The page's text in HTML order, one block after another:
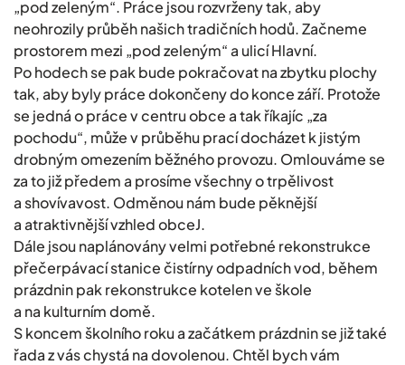
„pod zeleným“. Práce jsou rozvrženy tak, aby
neohrozily průběh našich tradičních hodů. Začneme
prostorem mezi „pod zeleným“ a ulicí Hlavní.
Po hodech se pak bude pokračovat na zbytku plochy
tak, aby byly práce dokončeny do konce září. Protože
se jedná o práce v centru obce a tak říkajíc „za
pochodu“, může v průběhu prací docházet k jistým
drobným omezením běžného provozu. Omlouváme se
za to již předem a prosíme všechny o trpělivost
a shovívavost. Odměnou nám bude pěknější
a atraktivnější vzhled obceJ.
Dále jsou naplánovány velmi potřebné rekonstrukce
přečerpávací stanice čistírny odpadních vod, během
prázdnin pak rekonstrukce kotelen ve škole
a na kulturním domě.
S koncem školního roku a začátkem prázdnin se již také
řada z vás chystá na dovolenou. Chtěl bych vám